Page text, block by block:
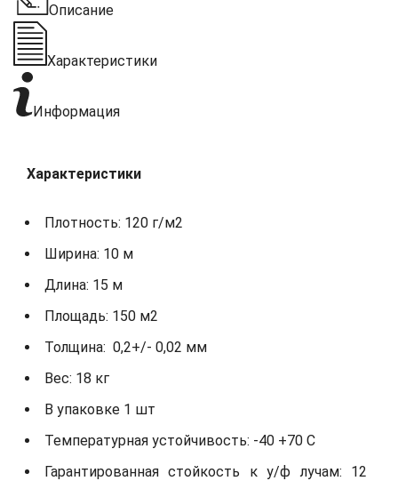
Описание
Характеристики
Информация
Характеристики
Плотность: 120 г/м2
Ширина: 10 м
Длина: 15 м
Площадь: 150 м2
Толщина: 0,2+/- 0,02 мм
Вес: 18 кг
В упаковке 1 шт
Температурная устойчивость: -40 +70 С
Гарантированная стойкость к у/ф лучам: 12